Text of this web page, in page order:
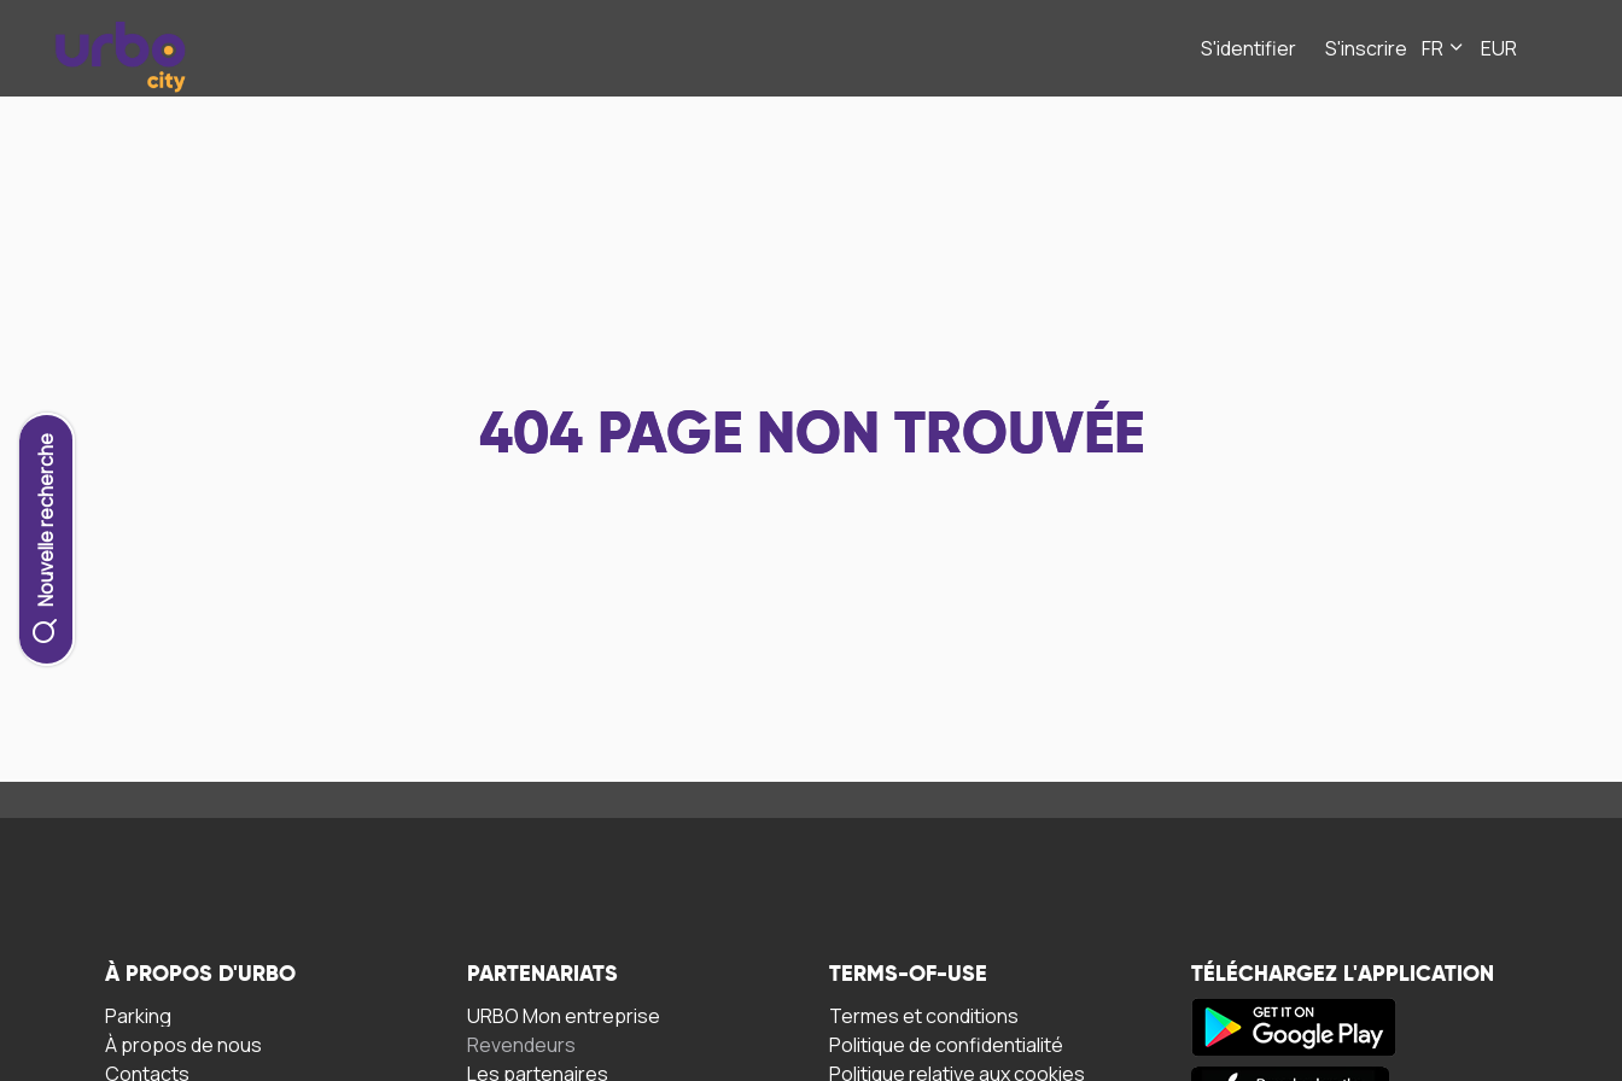
S'identifier S'inscrire FR EUR
Nouvelle recherche 404 PAGE NON TROUVÉE
À PROPOS D'URBO
Parking
À propos de nous
Contacts
PARTENARIATS
URBO Mon entreprise
Revendeurs
Les partenaires
TERMS-OF-USE
Termes et conditions
Politique de confidentialité
Politique relative aux cookies
TÉLÉCHARGEZ L'APPLICATION